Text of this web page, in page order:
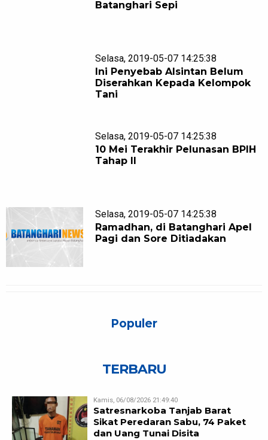
Batanghari Sepi
Selasa, 2019-05-07 14:25:38
Ini Penyebab Alsintan Belum
Diserahkan Kepada Kelompok
Tani
Selasa, 2019-05-07 14:25:38
10 Mei Terakhir Pelunasan BPIH
Tahap II
Selasa, 2019-05-07 14:25:38
Ramadhan, di Batanghari Apel
Pagi dan Sore Ditiadakan
Populer
TERBARU
Kamis, 06/08/2026 21:49:40
Satresnarkoba Tanjab Barat
Sikat Peredaran Sabu, 74 Paket
dan Uang Tunai Disita